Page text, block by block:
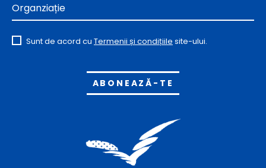
Organziație
Sunt de acord cu Termenii și condițiile site-ului.